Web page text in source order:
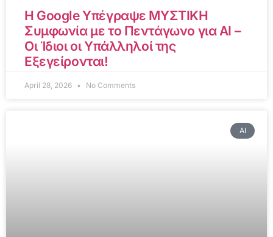
Η Google Υπέγραψε ΜΥΣΤΙΚΗ
Συμφωνία με το Πεντάγωνο για AI –
Οι Ίδιοι οι Υπάλληλοί της
Εξεγείρονται!
April 28, 2026 No Comments
AI